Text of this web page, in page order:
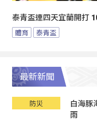
泰青盃連四天宜蘭開打
體育 泰青盃
最新新聞
防災
白海豚
雨